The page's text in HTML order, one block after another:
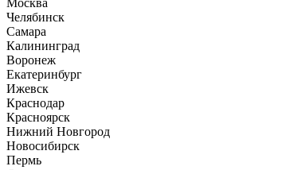
Москва
Челябинск
Самара
Калининград
Воронеж
Екатеринбург
Ижевск
Краснодар
Красноярск
Нижний Новгород
Новосибирск
Пермь